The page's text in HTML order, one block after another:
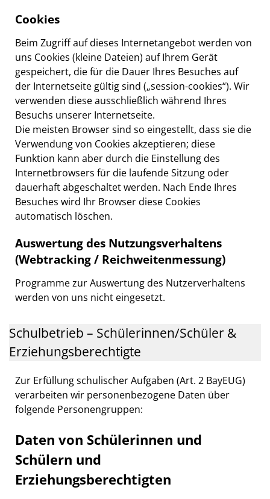
Cookies
Beim Zugriff auf dieses Internetangebot werden von
uns Cookies (kleine Dateien) auf Ihrem Gerät
gespeichert, die für die Dauer Ihres Besuches auf
der Internetseite gültig sind („session-cookies“). Wir
verwenden diese ausschließlich während Ihres
Besuchs unserer Internetseite.
Die meisten Browser sind so eingestellt, dass sie die
Verwendung von Cookies akzeptieren; diese
Funktion kann aber durch die Einstellung des
Internetbrowsers für die laufende Sitzung oder
dauerhaft abgeschaltet werden. Nach Ende Ihres
Besuches wird Ihr Browser diese Cookies
automatisch löschen.
Auswertung des Nutzungsverhaltens
(Webtracking / Reichweitenmessung)
Programme zur Auswertung des Nutzerverhaltens
werden von uns nicht eingesetzt.
Schulbetrieb – Schülerinnen/Schüler &
Erziehungsberechtigte
Zur Erfüllung schulischer Aufgaben (Art. 2 BayEUG)
verarbeiten wir personenbezogene Daten über
folgende Personengruppen:
Daten von Schülerinnen und
Schülern und
Erziehungsberechtigten